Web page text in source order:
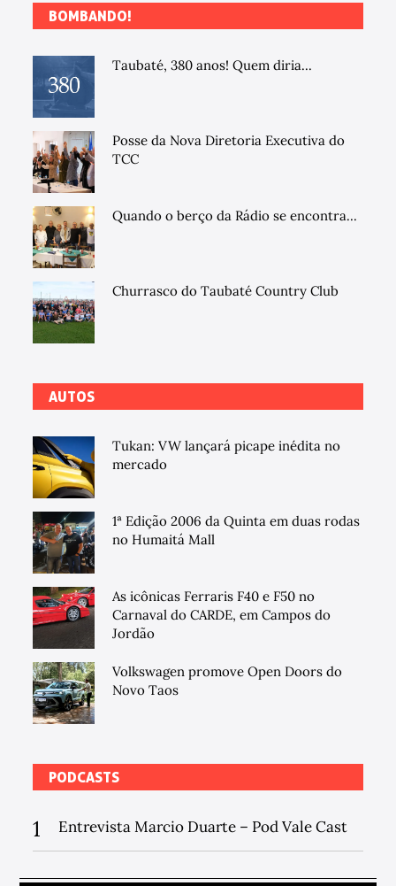
BOMBANDO!
Taubaté, 380 anos! Quem diria...
Posse da Nova Diretoria Executiva do
TCC
Quando o berço da Rádio se encontra...
Churrasco do Taubaté Country Club
AUTOS
Tukan: VW lançará picape inédita no
mercado
1ª Edição 2006 da Quinta em duas rodas
no Humaitá Mall
As icônicas Ferraris F40 e F50 no
Carnaval do CARDE, em Campos do
Jordão
Volkswagen promove Open Doors do
Novo Taos
PODCASTS
1 Entrevista Marcio Duarte – Pod Vale Cast